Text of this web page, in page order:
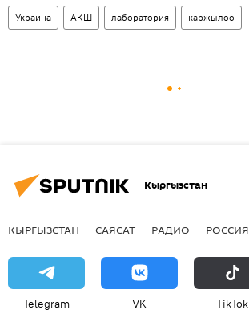
Украина АКШ лаборатория каржылоо
Кыргызстан
КЫРГЫЗСТАН САЯСАТ РАДИО РОССИЯ
Telegram VK ТikТоk